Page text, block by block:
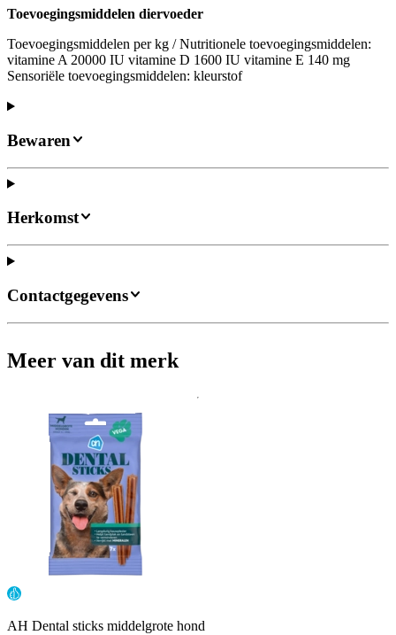
Toevoegingsmiddelen diervoeder
Toevoegingsmiddelen per kg / Nutritionele toevoegingsmiddelen:
vitamine A 20000 IU vitamine D 1600 IU vitamine E 140 mg
Sensoriële toevoegingsmiddelen: kleurstof
Bewaren
Herkomst
Contactgegevens
Meer van dit merk
AH Dental sticks middelgrote hond